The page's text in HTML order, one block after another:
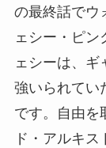
の最終話でウ
ェシー・ピン
ェシーは、ギ
強いられてい
です。自由を
ド・アルキス